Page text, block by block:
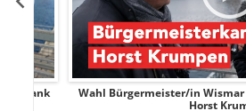
Wahl Bürgermeister/in Wismar
Horst Krumpen